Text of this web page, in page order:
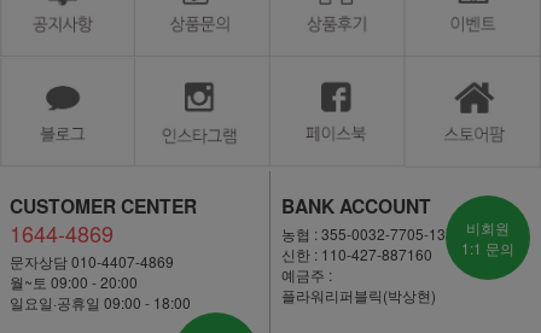
CUSTOMER CENTER
1644-4869
문자상담 010-4407-4869
월~토 09:00 - 20:00
일요일·공휴일 09:00 - 18:00
BANK ACCOUNT
농협 : 355-0032-7705-13
신한 : 110-427-887160
예금주 :
플라워리퍼블릭(박상현)
비회원
1:1 문의